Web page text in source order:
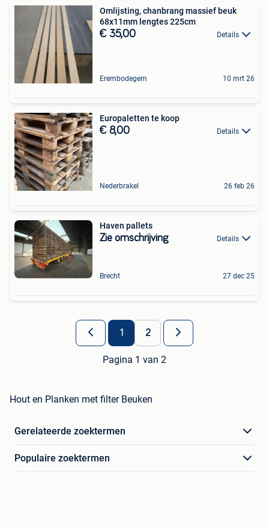
Omlijsting, chanbrang massief beuk
68x11mm lengtes 225cm
€ 35,00 Details
Erembodegem 10 mrt 26
Europaletten te koop
€ 8,00 Details
Nederbrakel 26 feb 26
Haven pallets
Zie omschrijving Details
Brecht 27 dec 25
1 2
Pagina 1 van 2
Hout en Planken met filter Beuken
Gerelateerde zoektermen
Populaire zoektermen